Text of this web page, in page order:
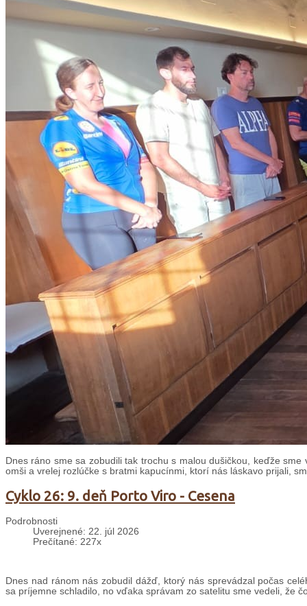
Dnes ráno sme sa zobudili tak trochu s malou dušičkou, keďže
omši a vrelej rozlúčke s bratmi kapucínmi, ktorí nás láskavo prijali,
Cyklo 26: 9. deň Porto Viro - Cesena
Podrobnosti
Uverejnené: 22. júl 2026
Prečítané: 227x
Dnes nad ránom nás zobudil dážď, ktorý nás sprevádzal počas
sa príjemne schladilo, no vďaka správam zo satelitu sme vedeli, že